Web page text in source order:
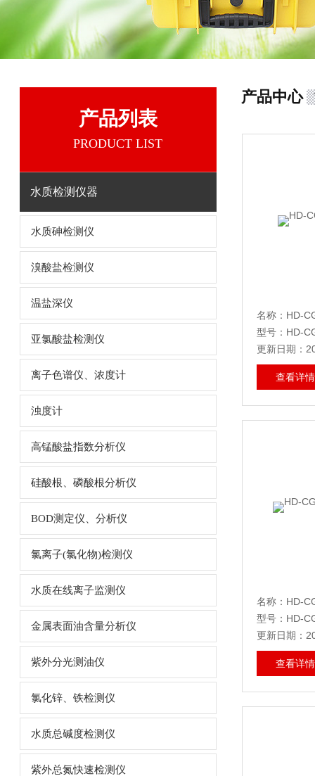
产品列表
PRODUCT LIST
水质检测仪器
水质砷检测仪
溴酸盐检测仪
温盐深仪
亚氯酸盐检测仪
离子色谱仪、浓度计
浊度计
高锰酸盐指数分析仪
硅酸根、磷酸根分析仪
BOD测定仪、分析仪
氯离子(氯化物)检测仪
水质在线离子监测仪
金属表面油含量分析仪
紫外分光测油仪
氯化锌、铁检测仪
水质总碱度检测仪
紫外总氮快速检测仪
产品中心
名称：HD-
型号：HD-
更新日期：
查看详情
名称：HD-
型号：HD-
更新日期：
查看详情